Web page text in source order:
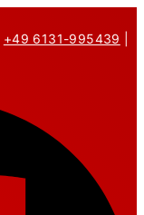
+49 6131-995439